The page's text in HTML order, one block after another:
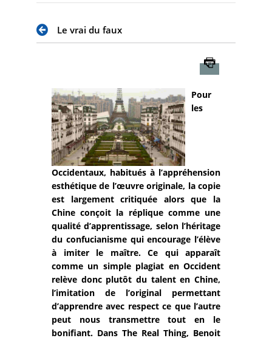
Le vrai du faux
Pour
les
Occidentaux, habitués à l’appréhension
esthétique de l’œuvre originale, la copie
est largement critiquée alors que la
Chine conçoit la réplique comme une
qualité d’apprentissage, selon l’héritage
du confucianisme qui encourage l’élève
à imiter le maître. Ce qui apparaît
comme un simple plagiat en Occident
relève donc plutôt du talent en Chine,
l’imitation de l’original permettant
d’apprendre avec respect ce que l’autre
peut nous transmettre tout en le
bonifiant. Dans The Real Thing, Benoit